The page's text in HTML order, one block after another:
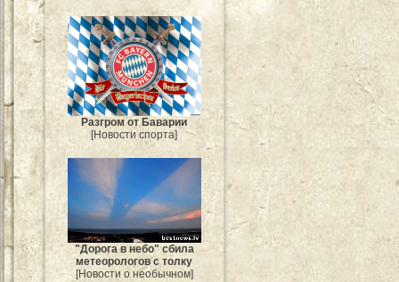
Разгром от Баварии
[Новости спорта]
"Дорога в небо" сбила
метеорологов с толку
[Новости о необычном]